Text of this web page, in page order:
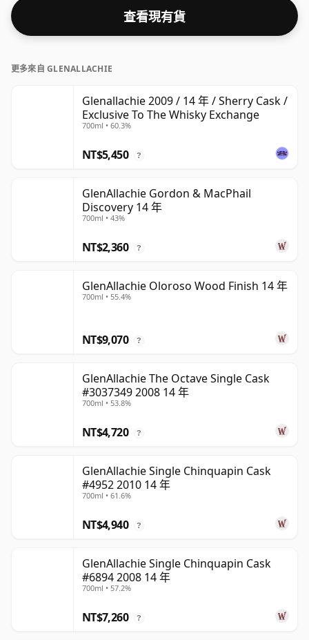
查看現有貨
更多來自 GLENALLACHIE
Glenallachie 2009 / 14 年 / Sherry Cask /
Exclusive To The Whisky Exchange
700ml • 60.3%
NT$5,450 ?
GlenAllachie Gordon & MacPhail
Discovery 14 年
700ml • 43%
NT$2,360 ?
GlenAllachie Oloroso Wood Finish 14 年
700ml • 55.4%
NT$9,070 ?
GlenAllachie The Octave Single Cask
#3037349 2008 14 年
700ml • 53.8%
NT$4,720 ?
GlenAllachie Single Chinquapin Cask
#4952 2010 14 年
700ml • 61.6%
NT$4,940 ?
GlenAllachie Single Chinquapin Cask
#6894 2008 14 年
700ml • 57.2%
NT$7,260 ?